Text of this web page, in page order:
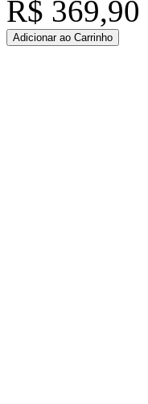
R$ 369,90
Adicionar ao Carrinho